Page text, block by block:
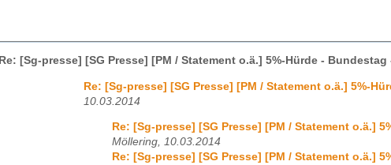
Re: [Sg-presse] [SG Presse] [PM / Statement o.ä.] 5%-Hürde -
Re: [Sg-presse] [SG Presse] [PM / Statement o.ä.] 5%-
10.03.2014
Re: [Sg-presse] [SG Presse] [PM / Statement o.ä.]
Möllering, 10.03.2014
Re: [Sg-presse] [SG Presse] [PM / Statement o.ä.]